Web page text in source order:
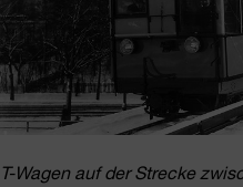
T-Wagen auf der Strecke